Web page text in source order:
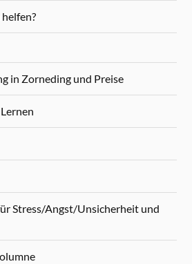
in Zorneding und Preise
Stress/Angst/Unsicherheit und